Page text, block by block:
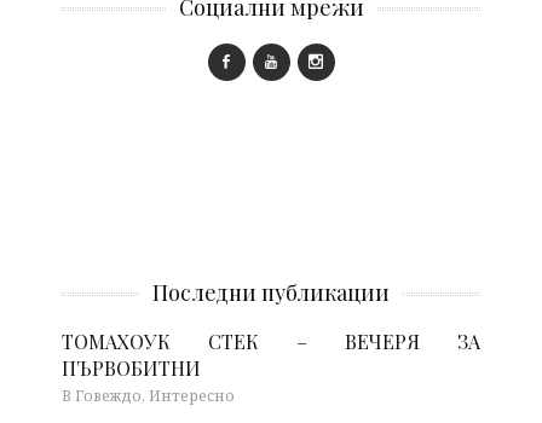
Социални мрежи
Последни публикации
ТОМАХОУК СТЕК – ВЕЧЕРЯ ЗА
ПЪРВОБИТНИ
В Говеждо, Интересно